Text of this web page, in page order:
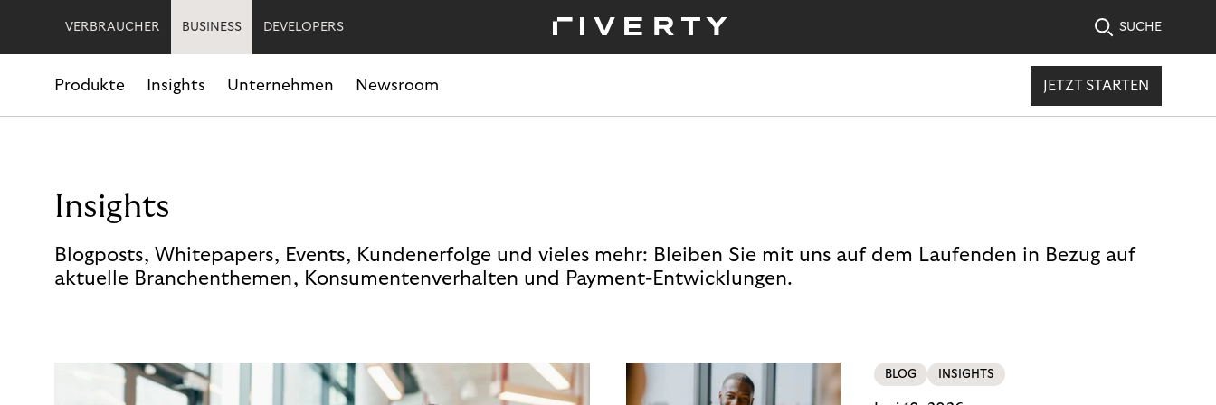
VERBRAUCHER BUSINESS DEVELOPERS SUCHE
Produkte Insights Unternehmen Newsroom JETZT STARTEN
Insights
Blogposts, Whitepapers, Events, Kundenerfolge und vieles mehr: Bleiben Sie mit uns auf dem Laufenden in Bezug auf
aktuelle Branchenthemen, Konsumentenverhalten und Payment-Entwicklungen.
BLOG INSIGHTS